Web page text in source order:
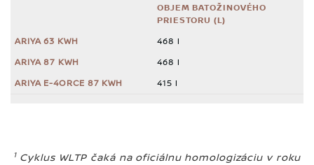
OBJEM BATOŽINOVÉHO
PRIESTORU (L)
468 l
468 l
415 l
1Cyklus WLTP čaká na oficiálnu homologizáciu v roku